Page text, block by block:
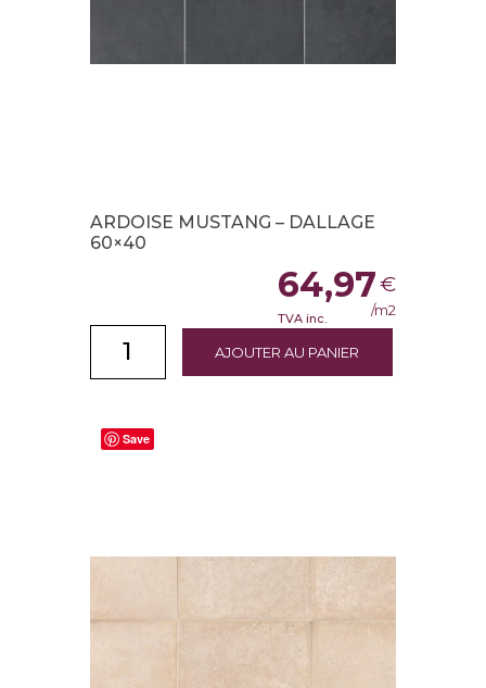
ARDOISE MUSTANG – DALLAGE
60×40
AJOUTER AU PANIER
64,97€
TVA inc. /m2
Save